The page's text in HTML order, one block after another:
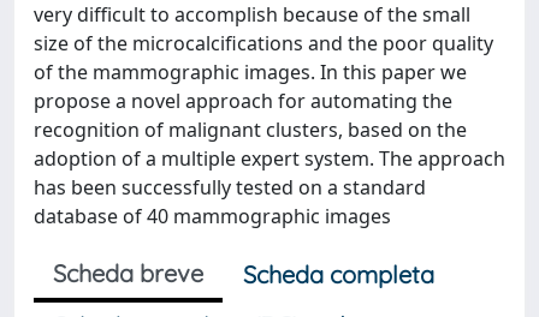
very difficult to accomplish because of the small
size of the microcalcifications and the poor quality
of the mammographic images. In this paper we
propose a novel approach for automating the
recognition of malignant clusters, based on the
adoption of a multiple expert system. The approach
has been successfully tested on a standard
database of 40 mammographic images
Scheda breve
Scheda completa